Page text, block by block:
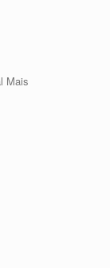
Mais